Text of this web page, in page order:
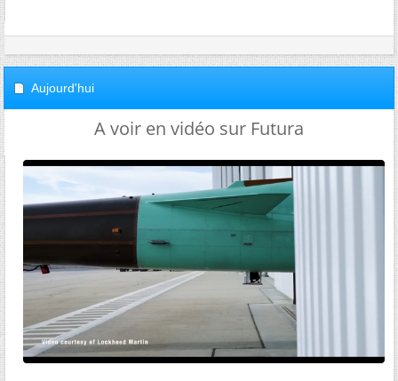
Aujourd'hui
A voir en vidéo sur Futura